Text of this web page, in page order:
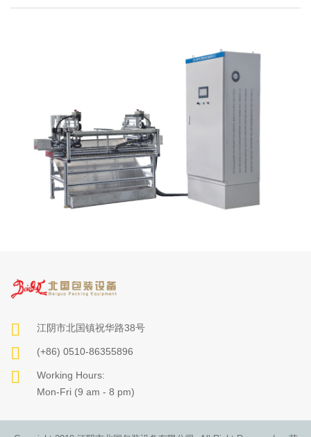
江阴市北国镇祝华路38号
(+86) 0510-86355896
Working Hours:
Mon-Fri (9 am - 8 pm)